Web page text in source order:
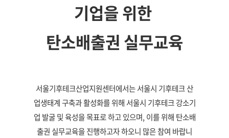
기업을 위한
탄소배출권 실무교육
서울기후테크산업지원센터에서는 서울시 기후테크 산
업생태계 구축과 활성화를 위해 서울시 기후테크 강소기
업 발굴 및 육성을 목표로 하고 있으며, 이를 위해 탄소배
출권 실무교육을 진행하고자 하오니 많은 참여 바랍니